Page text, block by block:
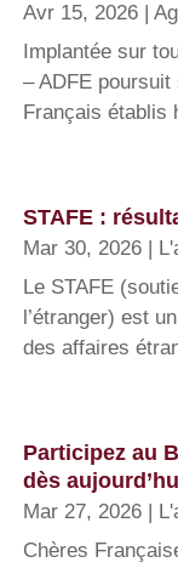
Avr 15, 2026
Implantée sur
– ADFE poursuit
Français établis
STAFE :
Mar 30, 2026
Le STAFE
l’étranger) est
des affaires
Participez au
dès
Mar 27, 2026
Chères